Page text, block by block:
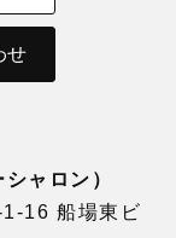
せ
ャロン）
16 船場東ビ